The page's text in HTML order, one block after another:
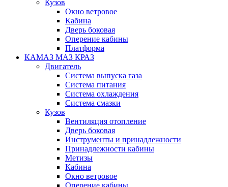
Кузов
Окно ветровое
Кабина
Дверь боковая
Оперение кабины
Платформа
КАМАЗ МАЗ КРАЗ
Двигатель
Система выпуска газа
Система питания
Система охлаждения
Система смазки
Кузов
Вентиляция отопление
Дверь боковая
Инструменты и принадлежности
Принадлежности кабины
Метизы
Кабина
Окно ветровое
Оперение кабины